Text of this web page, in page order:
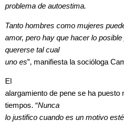
problema de autoestima.
Tanto hombres como mujeres
amor, pero hay que hacer lo
quererse tal cual
uno es”, manifiesta la socióloga
El
alargamiento de pene se ha puesto
tiempos. “Nunca
lo justifico cuando es un motivo